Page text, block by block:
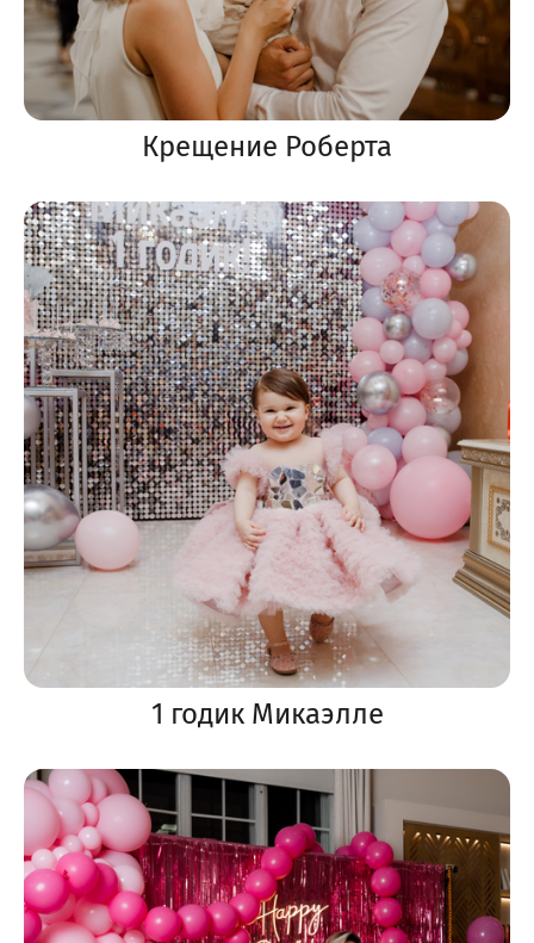
Крещение Роберта
1 годик Микаэлле